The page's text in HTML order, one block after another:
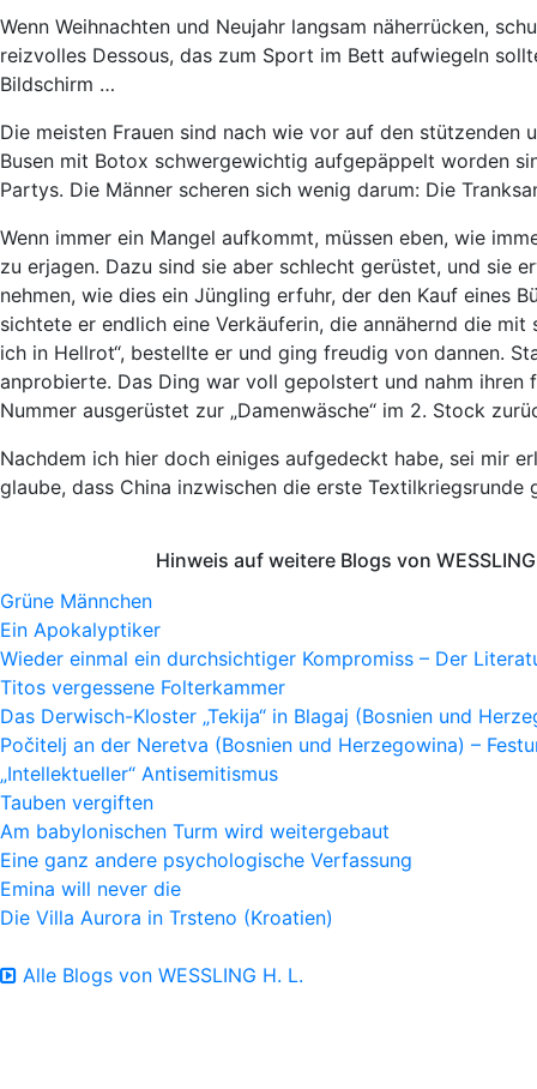
Wenn Weihnachten und Neujahr langsam näherrücken,
reizvolles Dessous, das zum Sport im Bett aufwiegeln
Bildschirm …
Die meisten Frauen sind nach wie vor auf den stützenden
Busen mit Botox schwergewichtig aufgepäppelt worden
Partys. Die Männer scheren sich wenig darum: Die
Wenn immer ein Mangel aufkommt, müssen eben, wie
zu erjagen. Dazu sind sie aber schlecht gerüstet, und sie
nehmen, wie dies ein Jüngling erfuhr, der den Kauf eines
sichtete er endlich eine Verkäuferin, die annähernd die
ich in Hellrot“, bestellte er und ging freudig von dannen.
anprobierte. Das Ding war voll gepolstert und nahm
Nummer ausgerüstet zur „Damenwäsche“ im 2. Stock
Nachdem ich hier doch einiges aufgedeckt habe, sei mir
glaube, dass China inzwischen die erste Textilkriegsrunde
Hinweis auf weitere Blogs von
Grüne Männchen
Ein Apokalyptiker
Wieder einmal ein durchsichtiger Kompromiss – Der
Titos vergessene Folterkammer
Das Derwisch-Kloster „Tekija“ in Blagaj (Bosnien und
Počitelj an der Neretva (Bosnien und Herzegowina) –
„Intellektueller“ Antisemitismus
Tauben vergiften
Am babylonischen Turm wird weitergebaut
Eine ganz andere psychologische Verfassung
Emina will never die
Die Villa Aurora in Trsteno (Kroatien)
Alle Blogs von WESSLING H. L.